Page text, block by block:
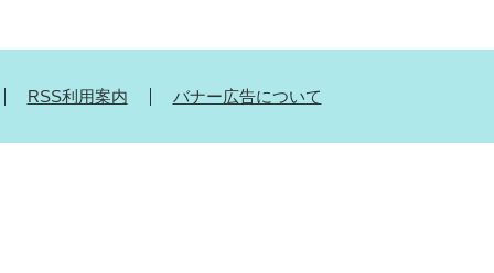
RSS利用案内 バナー広告について